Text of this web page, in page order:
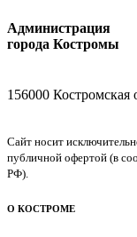
Администрация
города Костромы
156000 Костромская
Сайт носит
публичной офертой (в
РФ).
О КОСТРОМЕ